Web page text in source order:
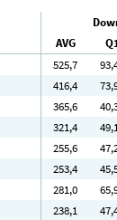
AVG
525,7 93
416,4 73
365,6 40
321,4 49
255,6 47
253,4 45
281,0 65
238,1 47